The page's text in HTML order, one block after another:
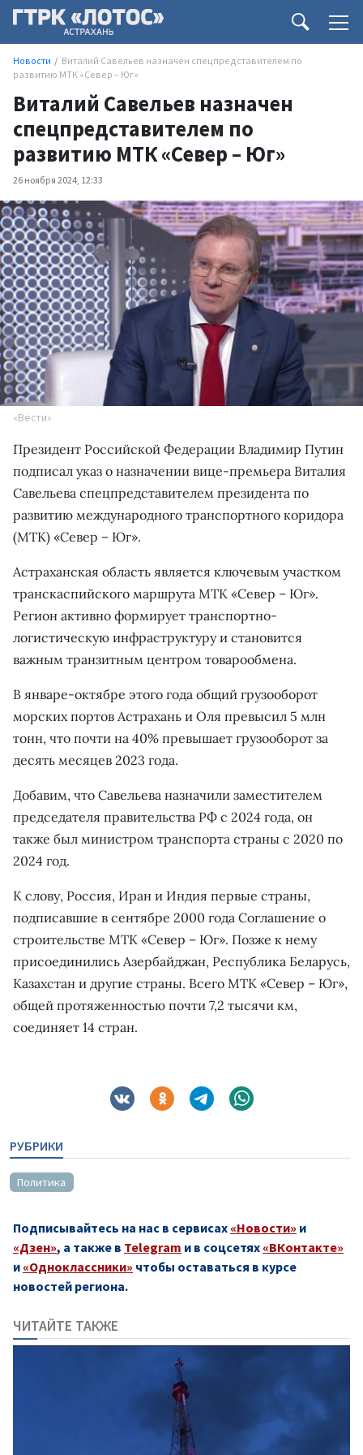
Новости
Виталий Савельев назначен спецпредставителем по
развитию МТК «Север – Юг»
Виталий Савельев назначен
спецпредставителем по
развитию МТК «Север – Юг»
26 ноября 2024, 12:33
«Вести»
Президент Российской Федерации Владимир Путин
подписал указ о назначении вице-премьера Виталия
Савельева спецпредставителем президента по
развитию международного транспортного коридора
(МТК) «Север – Юг».
Астраханская область является ключевым участком
транскаспийского маршрута МТК «Север – Юг».
Регион активно формирует транспортно-
логистическую инфраструктуру и становится
важным транзитным центром товарообмена.
В январе-октябре этого года общий грузооборот
морских портов Астрахань и Оля превысил 5 млн
тонн, что почти на 40% превышает грузооборот за
десять месяцев 2023 года.
Добавим, что Савельева назначили заместителем
председателя правительства РФ с 2024 года, он
также был министром транспорта страны с 2020 по
2024 год.
К слову, Россия, Иран и Индия первые страны,
подписавшие в сентябре 2000 года Соглашение о
строительстве МТК «Север – Юг». Позже к нему
присоединились Азербайджан, Республика Беларусь,
Казахстан и другие страны. Всего МТК «Север – Юг»,
общей протяженностью почти 7,2 тысячи км,
соединяет 14 стран.
РУБРИКИ
Политика
Подписывайтесь на нас в сервисах «Новости» и
«Дзен», а также в Telegram и в соцсетях «ВКонтакте»
и «Одноклассники» чтобы оставаться в курсе
новостей региона.
ЧИТАЙТЕ ТАКЖЕ